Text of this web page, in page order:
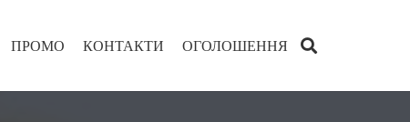
ПРОМО КОНТАКТИ ОГОЛОШЕННЯ